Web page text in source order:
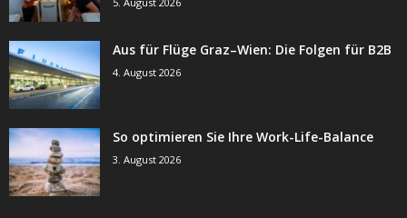
Aus für Flüge Graz–Wien: Die Folgen für B2B
4. August 2026
So optimieren Sie Ihre Work-Life-Balance
3. August 2026